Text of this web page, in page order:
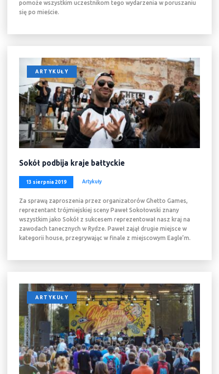
pomoże wszystkim uczestnikom tego wydarzenia w poruszaniu
się po mieście.
ARTYKUŁY
Sokół podbija kraje bałtyckie
13 sierpnia 2019 Artykuły
Za sprawą zaproszenia przez organizatorów Ghetto Games,
reprezentant trójmiejskiej sceny Paweł Sokołowski znany
wszystkim jako Sokół z sukcesem reprezentował nasz kraj na
zawodach tanecznych w Rydze. Paweł zajął drugie miejsce w
kategorii house, przegrywając w finale z miejscowym Eagle’m.
ARTYKUŁY